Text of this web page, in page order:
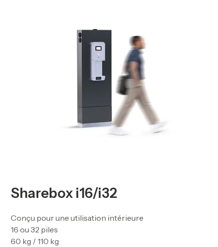
Sharebox i16/i32
Conçu pour une utilisation intérieure
16 ou 32 piles
60 kg / 110 kg